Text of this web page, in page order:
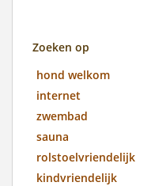
Zoeken op
hond welkom
internet
zwembad
sauna
rolstoelvriendelijk
kindvriendelijk